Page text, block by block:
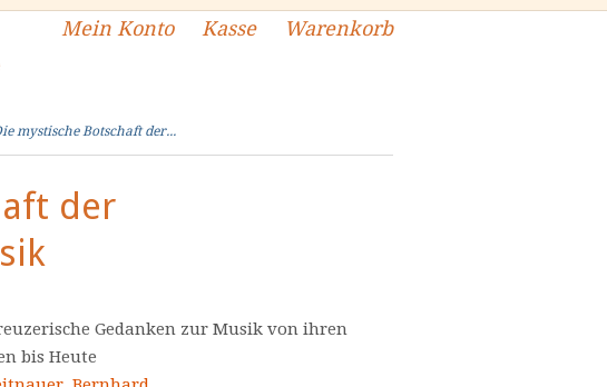
Mein Konto Kasse Warenkorb
mystische Botschaft der...
der
Gedanken zur Musik von ihren
bis Heute